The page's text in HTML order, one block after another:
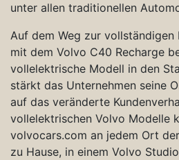
unter allen traditionellen
Auf dem Weg zur
mit dem Volvo C40 Recharge
vollelektrische Modell in den
stärkt das Unternehmen seine
auf das veränderte
vollelektrischen Volvo Modelle
volvocars.com an jedem Ort
zu Hause, in einem Volvo